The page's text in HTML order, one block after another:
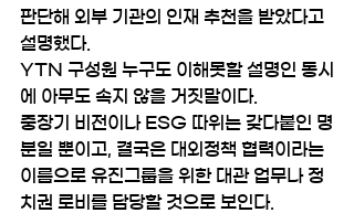
판단해 외부 기관의 인재 추천을 받았다고
설명했다.
YTN 구성원 누구도 이해못할 설명인 동시
에 아무도 속지 않을 거짓말이다.
중장기 비전이나 ESG 따위는 갖다붙인 명
분일 뿐이고, 결국은 대외정책 협력이라는
이름으로 유진그룹을 위한 대관 업무나 정
치권 로비를 담당할 것으로 보인다.